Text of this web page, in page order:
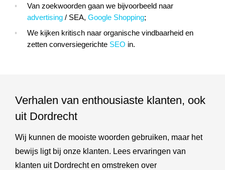
Van zoekwoorden gaan we bijvoorbeeld naar
advertising / SEA, Google Shopping;
We kijken kritisch naar organische vindbaarheid en
zetten conversiegerichte SEO in.
Verhalen van enthousiaste klanten, ook
uit Dordrecht
Wij kunnen de mooiste woorden gebruiken, maar het
bewijs ligt bij onze klanten. Lees ervaringen van
klanten uit Dordrecht en omstreken over